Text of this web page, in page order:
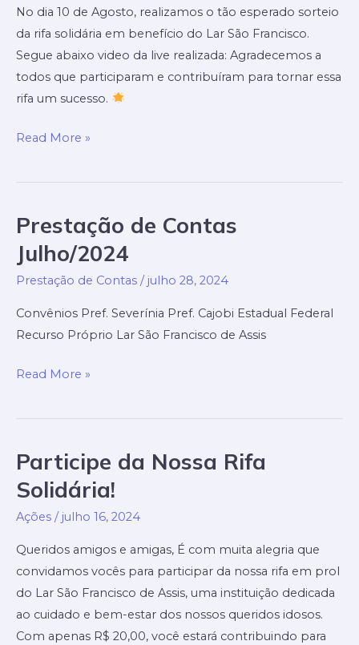
No dia 10 de Agosto, realizamos o tão esperado sorteio
da rifa solidária em benefício do Lar São Francisco.
Segue abaixo video da live realizada: Agradecemos a
todos que participaram e contribuíram para tornar essa
rifa um sucesso.
Sorteio
Rifa
Read More »
Prestação de Contas
Julho/2024
Prestação de Contas / julho 28, 2024
Convênios Pref. Severínia Pref. Cajobi Estadual Federal
Recurso Próprio Lar São Francisco de Assis
Prestação
Contas
Read More »
Participe da Nossa Rifa
Solidária!
Ações / julho 16, 2024
Queridos amigos e amigas, É com muita alegria que
convidamos vocês para participar da nossa rifa em prol
do Lar São Francisco de Assis, uma instituição dedicada
ao cuidado e bem-estar dos nossos queridos idosos.
Com apenas R$ 20,00, você estará contribuindo para